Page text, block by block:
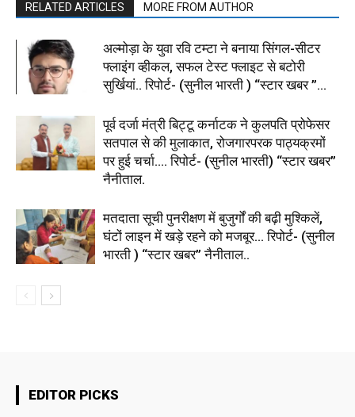
RELATED ARTICLES MORE FROM AUTHOR
अल्मोड़ा के युवा रवि टम्टा ने बनाया सिंगल-सीटर
फ्लाइंग व्हीकल, सफल टेस्ट फ्लाइट से बटोरी
सुर्खियां.. रिपोर्ट- (सुनील भारती ) “स्टार खबर ”...
पूर्व दर्जा मंत्री बिट्टू कर्नाटक ने कुलपति प्रोफेसर
सतपाल से की मुलाकात, रोजगारपरक पाठ्यक्रमों
पर हुई चर्चा…. रिपोर्ट- (सुनील भारती) “स्टार खबर”
नैनीताल.
मतदाता सूची पुनरीक्षण में बुजुर्गों की बढ़ी मुश्किलें,
घंटों लाइन में खड़े रहने को मजबूर… रिपोर्ट- (सुनील
भारती ) “स्टार खबर” नैनीताल..
EDITOR PICKS